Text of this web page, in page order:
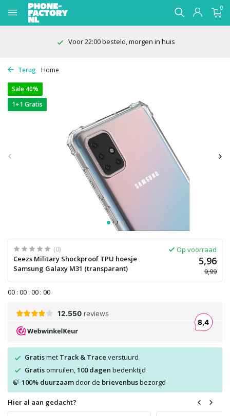
0
Voor 22:00 besteld, morgen in huis
Terug Home
Sale 40%
1+1 Gratis
(0)
Ceezs Military Shockproof TPU hoesje
Samsung Galaxy M31 (transparant)
Op voorraad
5,96
9,99
00 : 00 : 00 : 00
Gratismet Track & Trace verstuurd
Gratisomruilen, 100 dagen bedenktijd
🍃 100% duurzaamdoor de brievenbusbezorgd
Hier al aan gedacht?